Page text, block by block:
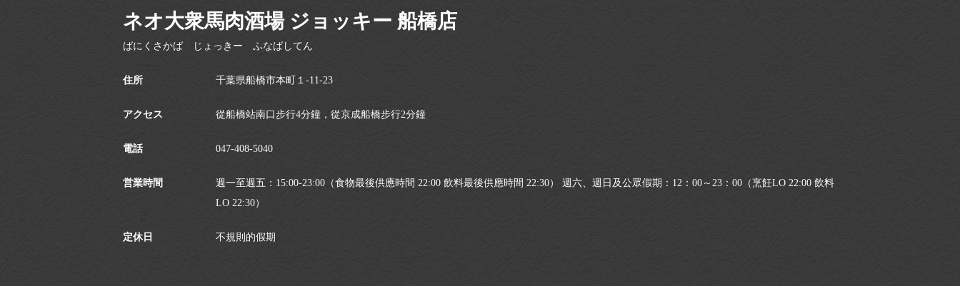
ネオ大衆馬肉酒場 ジョッキー 船橋店
ばにくさかば じょっきー ふなばしてん
住所 千葉県船橋市本町１-11-23
アクセス 從船橋站南口步行4分鐘，從京成船橋步行2分鐘
電話 047-408-5040
営業時間
週一至週五：15:00-23:00（食物最後供應時間 22:00 飲料最後供應時間 22:30） 週六、週日及公眾假期：12：00～23：00（烹飪LO 22:00 飲料
LO 22:30）
定休日 不規則的假期